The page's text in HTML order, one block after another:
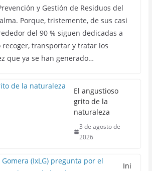
y Gestión de Residuos del
Porque, tristemente, de sus casi
del 90 % siguen dedicadas a
recoger, transportar y tratar los
que ya se han generado…
El angustioso
grito de la
naturaleza
3 de agosto de
2026
Ini